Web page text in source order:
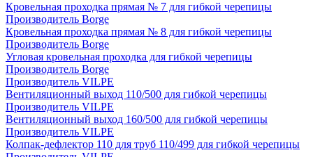
Кровельная проходка прямая № 7 для гибкой черепицы
Производитель Borge
Кровельная проходка прямая № 8 для гибкой черепицы
Производитель Borge
Угловая кровельная проходка для гибкой черепицы
Производитель Borge
Производитель VILPE
Вентиляционный выход 110/500 для гибкой черепицы
Производитель VILPE
Вентиляционный выход 160/500 для гибкой черепицы
Производитель VILPE
Колпак-дефлектор 110 для труб 110/499 для гибкой черепицы